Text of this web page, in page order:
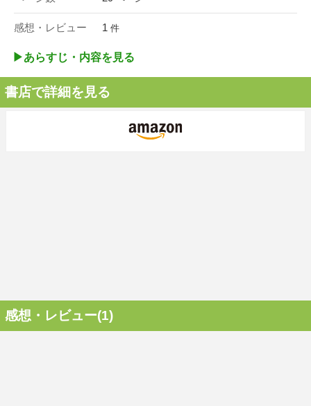
感想・レビュー 1 件
▶︎あらすじ・内容を見る
書店で詳細を見る
感想・レビュー(1)